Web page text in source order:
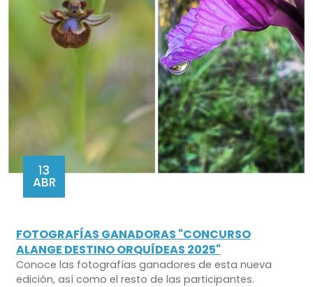
13
ABR
FOTOGRAFÍAS GANADORAS "CONCURSO
ALANGE DESTINO ORQUÍDEAS 2025"
Conoce las fotografías ganadores de esta nueva
edición, así como el resto de las participantes.